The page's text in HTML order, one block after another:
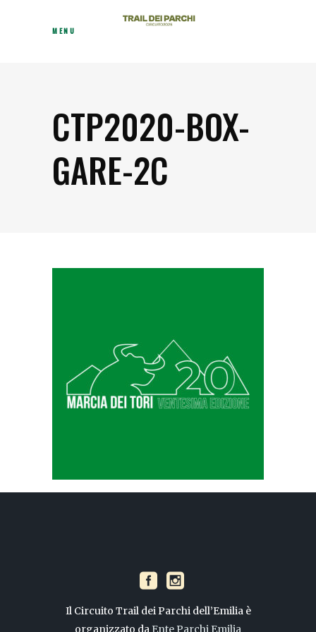
MENU
CTP2020-BOX-
GARE-2C
Il Circuito Trail dei Parchi dell’Emilia è
organizzato da Ente Parchi Emilia